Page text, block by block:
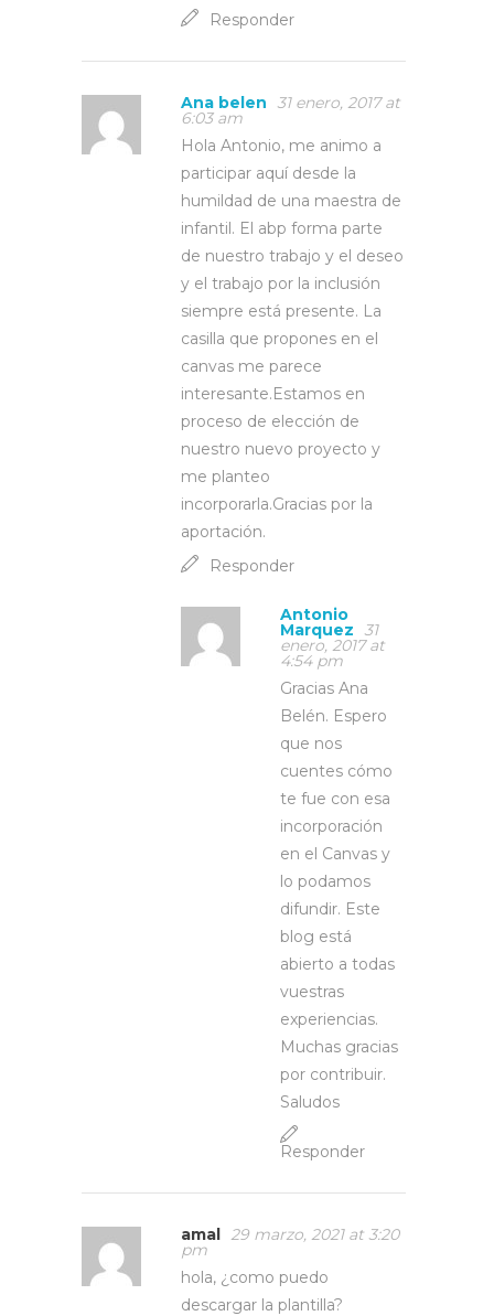
Responder
Ana belen 31 enero, 2017 at
6:03 am
Hola Antonio, me animo a
participar aquí desde la
humildad de una maestra de
infantil. El abp forma parte
de nuestro trabajo y el deseo
y el trabajo por la inclusión
siempre está presente. La
casilla que propones en el
canvas me parece
interesante.Estamos en
proceso de elección de
nuestro nuevo proyecto y
me planteo
incorporarla.Gracias por la
aportación.
Responder
Antonio
Marquez 31
enero, 2017 at
4:54 pm
Gracias Ana
Belén. Espero
que nos
cuentes cómo
te fue con esa
incorporación
en el Canvas y
lo podamos
difundir. Este
blog está
abierto a todas
vuestras
experiencias.
Muchas gracias
por contribuir.
Saludos
Responder
amal 29 marzo, 2021 at 3:20
pm
hola, ¿como puedo
descargar la plantilla?